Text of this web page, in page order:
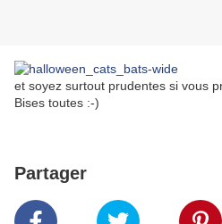
et soyez surtout prudentes si vous
Bises toutes :-)
Partager